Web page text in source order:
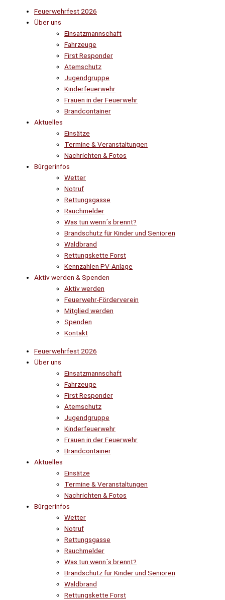
Feuerwehrfest 2026
Über uns
Einsatzmannschaft
Fahrzeuge
First Responder
Atemschutz
Jugendgruppe
Kinderfeuerwehr
Frauen in der Feuerwehr
Brandcontainer
Aktuelles
Einsätze
Termine & Veranstaltungen
Nachrichten & Fotos
Bürgerinfos
Wetter
Notruf
Rettungsgasse
Rauchmelder
Was tun wenn´s brennt?
Brandschutz für Kinder und Senioren
Waldbrand
Rettungskette Forst
Kennzahlen PV-Anlage
Aktiv werden & Spenden
Aktiv werden
Feuerwehr-Förderverein
Mitglied werden
Spenden
Kontakt
Feuerwehrfest 2026
Über uns
Einsatzmannschaft
Fahrzeuge
First Responder
Atemschutz
Jugendgruppe
Kinderfeuerwehr
Frauen in der Feuerwehr
Brandcontainer
Aktuelles
Einsätze
Termine & Veranstaltungen
Nachrichten & Fotos
Bürgerinfos
Wetter
Notruf
Rettungsgasse
Rauchmelder
Was tun wenn´s brennt?
Brandschutz für Kinder und Senioren
Waldbrand
Rettungskette Forst